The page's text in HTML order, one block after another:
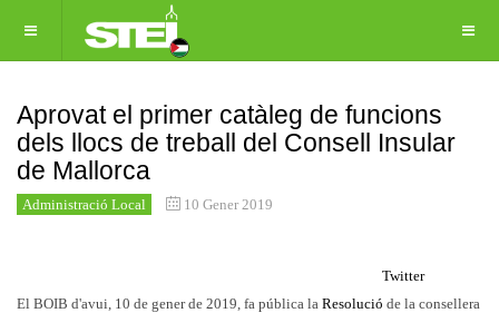
Aprovat el primer catàleg de funcions
dels llocs de treball del Consell Insular
de Mallorca
Administració Local 10 Gener 2019
Twitter
El BOIB d'avui, 10 de gener de 2019, fa pública la Resolució de la consellera